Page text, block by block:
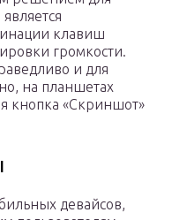
клавиш
громкости.
и для
на планшетах
кнопка «Скриншот»
девайсов,